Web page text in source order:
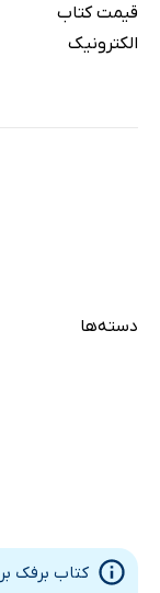
قیمت کتاب
الکترونیک
دسته‌ها
کتاب برفک